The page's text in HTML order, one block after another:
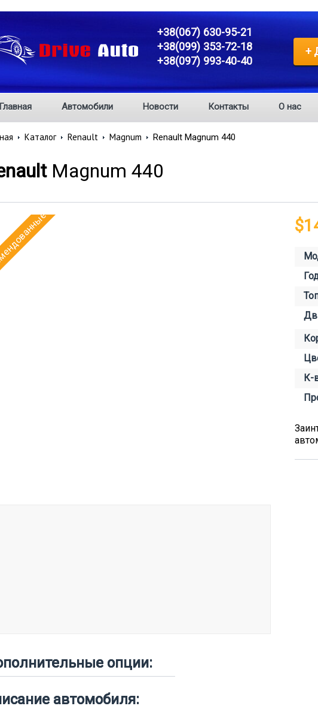
+38(067) 630-95-21
+38(099) 353-72-18
+38(097) 993-40-40
+
Главная Автомобили Новости Контакты О нас
Каталог Renault Magnum Renault Magnum 440
Magnum 440
К-
опции:
автомобиля: